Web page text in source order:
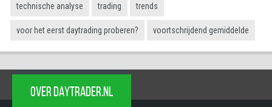
technische analyse trading trends
voor het eerst daytrading proberen? voortschrijdend gemiddelde
OVER DAYTRADER.NL